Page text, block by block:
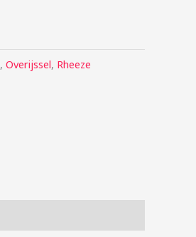
, Overijssel, Rheeze